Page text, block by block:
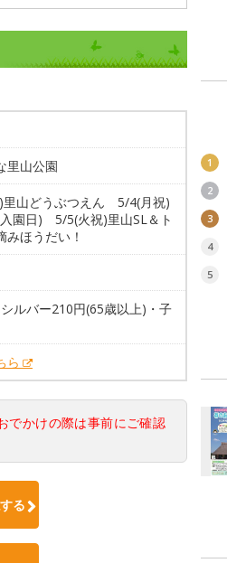
里山公園
里山どうぶつえん 5/4(月祝)
園日) 5/5(火祝)里山SL＆ト
ほうだい！
ルバー210円(65歳以上)・子
ら
でかけの際は事前にご確認
る
1
2
3
4
5